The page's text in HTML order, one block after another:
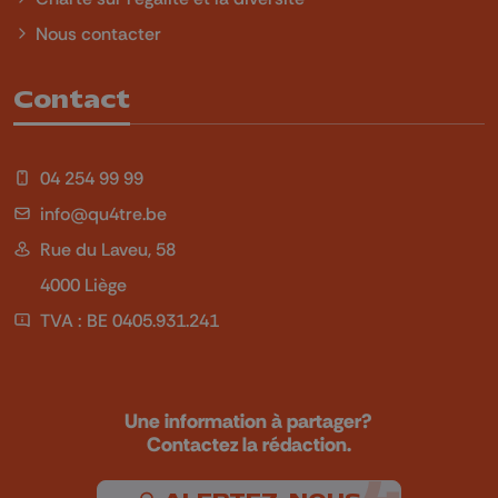
Nous contacter
Contact
04 254 99 99
info@qu4tre.be
Rue du Laveu, 58
4000 Liège
TVA : BE 0405.931.241
Une information à partager?
Contactez la rédaction.